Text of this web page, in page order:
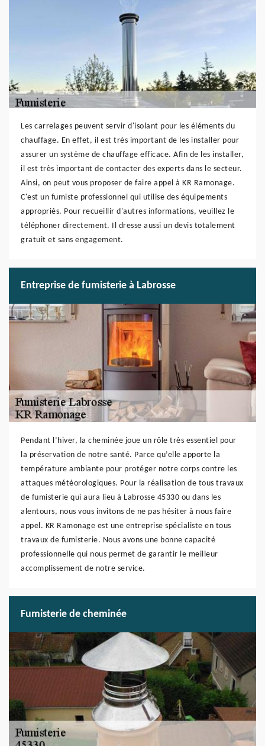
Les carrelages peuvent servir d'isolant pour les éléments du
chauffage. En effet, il est très important de les installer pour
assurer un système de chauffage efficace. Afin de les installer,
il est très important de contacter des experts dans le secteur.
Ainsi, on peut vous proposer de faire appel à KR Ramonage.
C'est un fumiste professionnel qui utilise des équipements
appropriés. Pour recueillir d'autres informations, veuillez le
téléphoner directement. Il dresse aussi un devis totalement
gratuit et sans engagement.
Entreprise de fumisterie à Labrosse
Pendant l’hiver, la cheminée joue un rôle très essentiel pour
la préservation de notre santé. Parce qu’elle apporte la
température ambiante pour protéger notre corps contre les
attaques météorologiques. Pour la réalisation de tous travaux
de fumisterie qui aura lieu à Labrosse 45330 ou dans les
alentours, nous vous invitons de ne pas hésiter à nous faire
appel. KR Ramonage est une entreprise spécialiste en tous
travaux de fumisterie. Nous avons une bonne capacité
professionnelle qui nous permet de garantir le meilleur
accomplissement de notre service.
Fumisterie de cheminée